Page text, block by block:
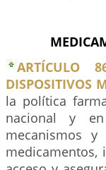
ARTÍCULO
DISPOSITIVOS
la política
nacional y en
mecanismos
medicamentos,